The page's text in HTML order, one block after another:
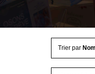
Trier par Nom